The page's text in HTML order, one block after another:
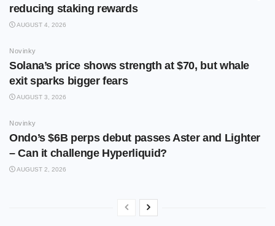
reducing staking rewards
AUGUST 4, 2026
Novinky
Solana’s price shows strength at $70, but whale
exit sparks bigger fears
AUGUST 3, 2026
Novinky
Ondo’s $6B perps debut passes Aster and Lighter
– Can it challenge Hyperliquid?
AUGUST 2, 2026